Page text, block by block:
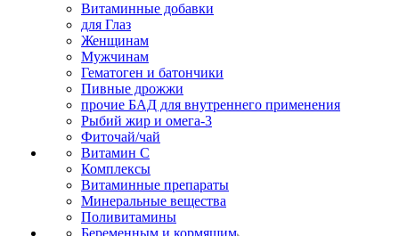
Витаминные добавки
для Глаз
Женщинам
Мужчинам
Гематоген и батончики
Пивные дрожжи
прочие БАД для внутреннего применения
Рыбий жир и омега-3
Фиточай/чай
Витамин С
Комплексы
Витаминные препараты
Минеральные вещества
Поливитамины
Беременным и кормящим